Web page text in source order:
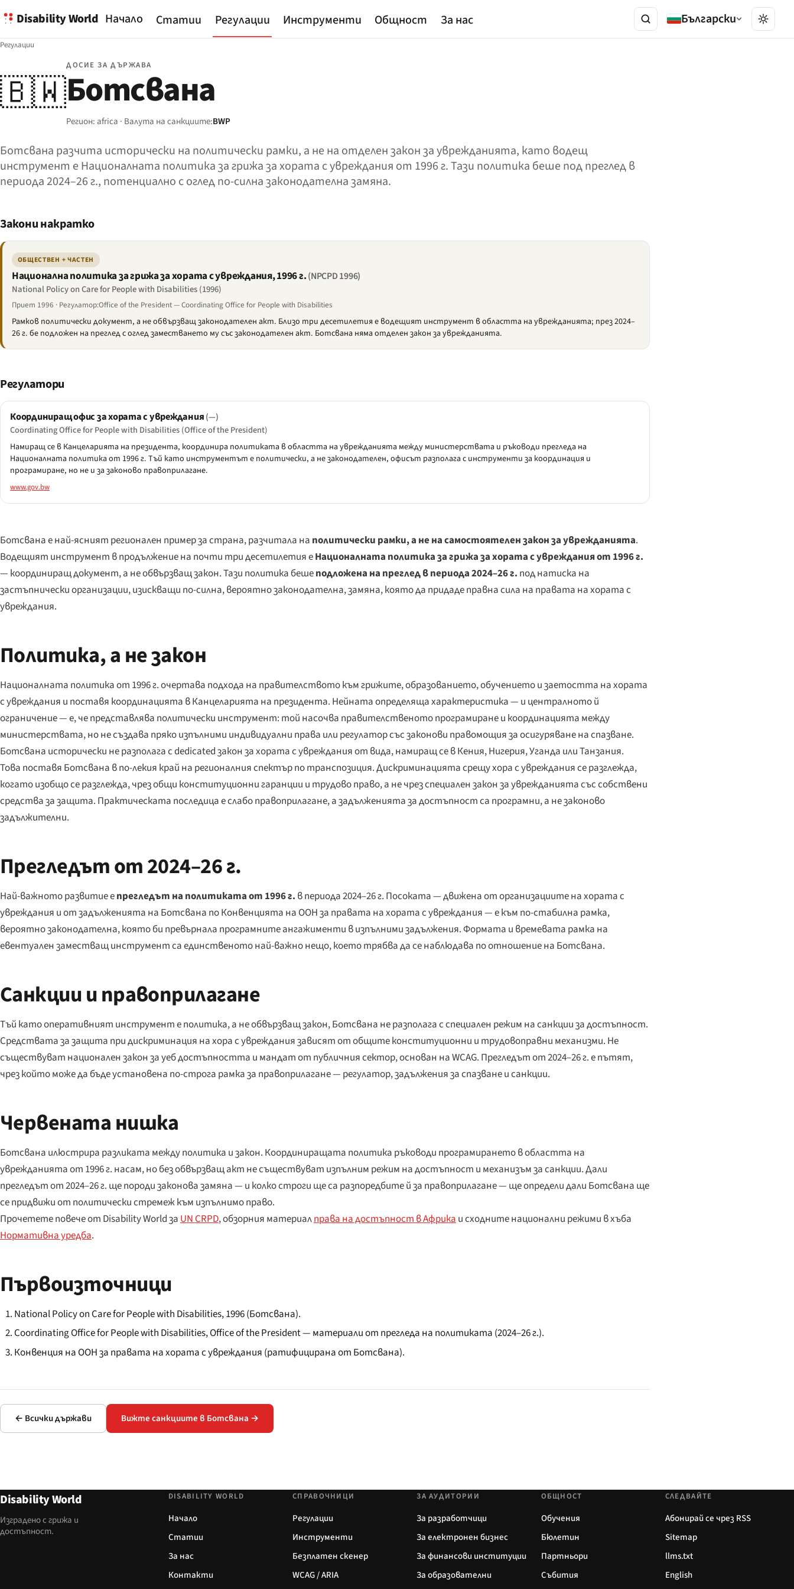
Disability World Начало Статии Регулации Инструменти Общност За нас Български
Регулации
🇧🇼
ДОСИЕ ЗА ДЪРЖАВА
Ботсвана
Регион: africa · Валута на санкциите:BWP
Ботсвана разчита исторически на политически рамки, а не на отделен закон за уврежданията, като водещ
инструмент е Националната политика за грижа за хората с увреждания от 1996 г. Тази политика беше под преглед в
периода 2024–26 г., потенциално с оглед по-силна законодателна замяна.
Закони накратко
ОБЩЕСТВЕН + ЧАСТЕН
Национална политика за грижа за хората с увреждания, 1996 г.(NPCPD 1996)
National Policy on Care for People with Disabilities (1996)
Приет 1996 · Регулатор:Office of the President — Coordinating Office for People with Disabilities
Рамков политически документ, а не обвързващ законодателен акт. Близо три десетилетия е водещият инструмент в областта на уврежданията; през 2024–
26 г. бе подложен на преглед с оглед заместването му със законодателен акт. Ботсвана няма отделен закон за уврежданията.
Регулатори
Координиращ офис за хората с увреждания(—)
Coordinating Office for People with Disabilities (Office of the President)
Намиращ се в Канцеларията на президента, координира политиката в областта на уврежданията между министерствата и ръководи прегледа на
Националната политика от 1996 г. Тъй като инструментът е политически, а не законодателен, офисът разполага с инструменти за координация и
програмиране, но не и за законово правоприлагане.
www.gov.bw
Ботсвана е най-ясният регионален пример за страна, разчитала на политически рамки, а не на самостоятелен закон за уврежданията.
Водещият инструмент в продължение на почти три десетилетия еНационалната политика за грижа за хората с увреждания от 1996 г.
— координиращ документ, а не обвързващ закон. Тази политика бешеподложена на преглед в периода 2024–26 г. под натиска на
застъпнически организации, изискващи по-силна, вероятно законодателна, замяна, която да придаде правна сила на правата на хората с
увреждания.
Политика, а не закон
Националната политика от 1996 г. очертава подхода на правителството към грижите, образованието, обучението и заетостта на хората
с увреждания и поставя координацията в Канцеларията на президента. Нейната определяща характеристика — и централното й
ограничение — е, че представлява политически инструмент: той насочва правителственото програмиране и координацията между
министерствата, но не създава пряко изпълними индивидуални права или регулатор със законови правомощия за осигуряване на спазване.
Ботсвана исторически не разполага с dedicated закон за хората с увреждания от вида, намиращ се в Кения, Нигерия, Уганда или Танзания.
Това поставя Ботсвана в по-лекия край на регионалния спектър по транспозиция. Дискриминацията срещу хора с увреждания се разглежда,
когато изобщо се разглежда, чрез общи конституционни гаранции и трудово право, а не чрез специален закон за уврежданията със собствени
средства за защита. Практическата последица е слабо правоприлагане, а задълженията за достъпност са програмни, а не законово
задължителни.
Прегледът от 2024–26 г.
Най-важното развитие епрегледът на политиката от 1996 г. в периода 2024–26 г. Посоката — движена от организациите на хората с
увреждания и от задълженията на Ботсвана по Конвенцията на ООН за правата на хората с увреждания — е към по-стабилна рамка,
вероятно законодателна, която би превърнала програмните ангажименти в изпълними задължения. Формата и времевата рамка на
евентуален заместващ инструмент са единственото най-важно нещо, което трябва да се наблюдава по отношение на Ботсвана.
Санкции и правоприлагане
Тъй като оперативният инструмент е политика, а не обвързващ закон, Ботсвана не разполага с специален режим на санкции за достъпност.
Средствата за защита при дискриминация на хора с увреждания зависят от общите конституционни и трудовоправни механизми. Не
съществуват национален закон за уеб достъпността и мандат от публичния сектор, основан на WCAG. Прегледът от 2024–26 г. е пътят,
чрез който може да бъде установена по-строга рамка за правоприлагане — регулатор, задължения за спазване и санкции.
Червената нишка
Ботсвана илюстрира разликата между политика и закон. Координиращата политика ръководи програмирането в областта на
уврежданията от 1996 г. насам, но без обвързващ акт не съществуват изпълним режим на достъпност и механизъм за санкции. Дали
прегледът от 2024–26 г. ще породи законова замяна — и колко строги ще са разпоредбите й за правоприлагане — ще определи дали Ботсвана ще
се придвижи от политически стремеж към изпълнимо право.
Прочетете повече от Disability World заUN CRPD, обзорния материалправа на достъпност в Африкаи сходните национални режими в хъба
Нормативна уредба.
Първоизточници
National Policy on Care for People with Disabilities, 1996 (Ботсвана).
Coordinating Office for People with Disabilities, Office of the President — материали от прегледа на политиката (2024–26 г.).
Конвенция на ООН за правата на хората с увреждания (ратифицирана от Ботсвана).
← Всички държави Вижте санкциите в Ботсвана →
Disability World
Изградено с грижа и
достъпност.
DISABILITY WORLD
Начало
Статии
За нас
Контакти
СПРАВОЧНИЦИ
Регулации
Инструменти
Безплатен скенер
WCAG / ARIA
ЗА АУДИТОРИИ
За разработчици
За електронен бизнес
За финансови институции
За образователни
ОБЩНОСТ
Обучения
Бюлетин
Партньори
Събития
СЛЕДВАЙТЕ
Абонирай се чрез RSS
Sitemap
llms.txt
English